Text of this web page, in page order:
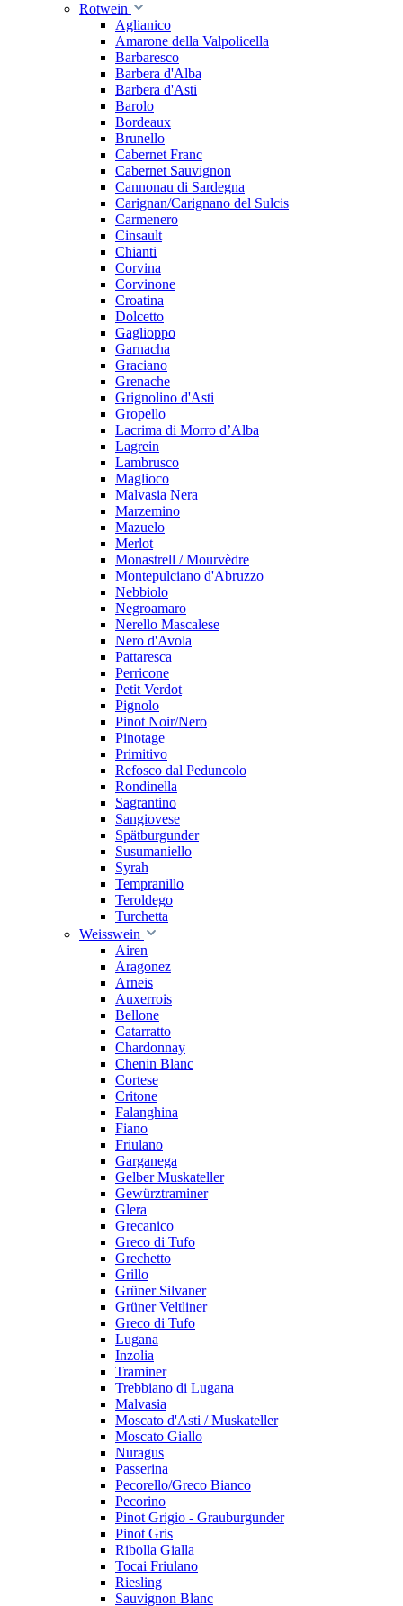
Rotwein
Aglianico
Amarone della Valpolicella
Barbaresco
Barbera d'Alba
Barbera d'Asti
Barolo
Bordeaux
Brunello
Cabernet Franc
Cabernet Sauvignon
Cannonau di Sardegna
Carignan/Carignano del Sulcis
Carmenero
Cinsault
Chianti
Corvina
Corvinone
Croatina
Dolcetto
Gaglioppo
Garnacha
Graciano
Grenache
Grignolino d'Asti
Gropello
Lacrima di Morro d’Alba
Lagrein
Lambrusco
Maglioco
Malvasia Nera
Marzemino
Mazuelo
Merlot
Monastrell / Mourvèdre
Montepulciano d'Abruzzo
Nebbiolo
Negroamaro
Nerello Mascalese
Nero d'Avola
Pattaresca
Perricone
Petit Verdot
Pignolo
Pinot Noir/Nero
Pinotage
Primitivo
Refosco dal Peduncolo
Rondinella
Sagrantino
Sangiovese
Spätburgunder
Susumaniello
Syrah
Tempranillo
Teroldego
Turchetta
Weisswein
Airen
Aragonez
Arneis
Auxerrois
Bellone
Catarratto
Chardonnay
Chenin Blanc
Cortese
Critone
Falanghina
Fiano
Friulano
Garganega
Gelber Muskateller
Gewürztraminer
Glera
Grecanico
Greco di Tufo
Grechetto
Grillo
Grüner Silvaner
Grüner Veltliner
Greco di Tufo
Lugana
Inzolia
Traminer
Trebbiano di Lugana
Malvasia
Moscato d'Asti / Muskateller
Moscato Giallo
Nuragus
Passerina
Pecorello/Greco Bianco
Pecorino
Pinot Grigio - Grauburgunder
Pinot Gris
Ribolla Gialla
Tocai Friulano
Riesling
Sauvignon Blanc